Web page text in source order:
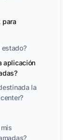
para
estado?
aplicación
la